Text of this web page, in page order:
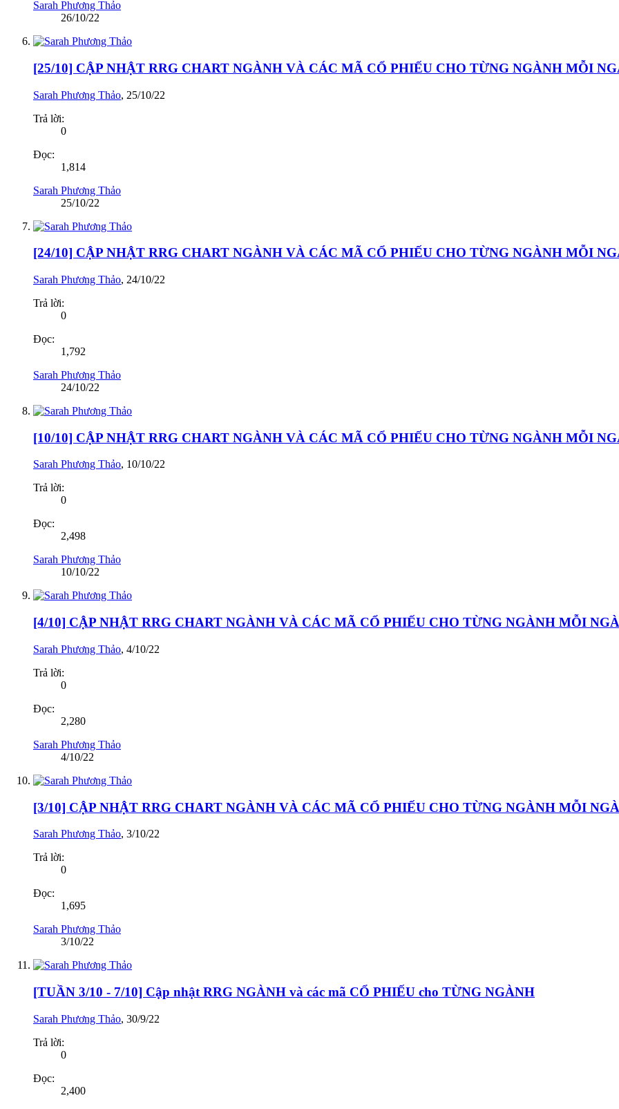
Sarah Phương Thảo
26/10/22
[25/10] CẬP NHẬT RRG CHART NGÀNH VÀ CÁC MÃ CỔ PHIẾU CHO TỪNG NGÀNH MỖI
Sarah Phương Thảo, 25/10/22
Trả lời:
0
Đọc:
1,814
Sarah Phương Thảo
25/10/22
[24/10] CẬP NHẬT RRG CHART NGÀNH VÀ CÁC MÃ CỔ PHIẾU CHO TỪNG NGÀNH MỖI
Sarah Phương Thảo, 24/10/22
Trả lời:
0
Đọc:
1,792
Sarah Phương Thảo
24/10/22
[10/10] CẬP NHẬT RRG CHART NGÀNH VÀ CÁC MÃ CỔ PHIẾU CHO TỪNG NGÀNH MỖI
Sarah Phương Thảo, 10/10/22
Trả lời:
0
Đọc:
2,498
Sarah Phương Thảo
10/10/22
[4/10] CẬP NHẬT RRG CHART NGÀNH VÀ CÁC MÃ CỔ PHIẾU CHO TỪNG NGÀNH MỖI
Sarah Phương Thảo, 4/10/22
Trả lời:
0
Đọc:
2,280
Sarah Phương Thảo
4/10/22
[3/10] CẬP NHẬT RRG CHART NGÀNH VÀ CÁC MÃ CỔ PHIẾU CHO TỪNG NGÀNH MỖI
Sarah Phương Thảo, 3/10/22
Trả lời:
0
Đọc:
1,695
Sarah Phương Thảo
3/10/22
[TUẦN 3/10 - 7/10] Cập nhật RRG NGÀNH và các mã CỔ PHIẾU cho TỪNG NGÀNH
Sarah Phương Thảo, 30/9/22
Trả lời:
0
Đọc:
2,400